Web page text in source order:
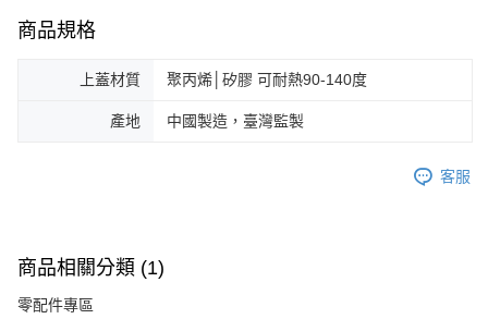
商品規格
上蓋材質 聚丙烯│矽膠 可耐熱90-140度
產地 中國製造，臺灣監製
客服
商品相關分類 (1)
零配件專區